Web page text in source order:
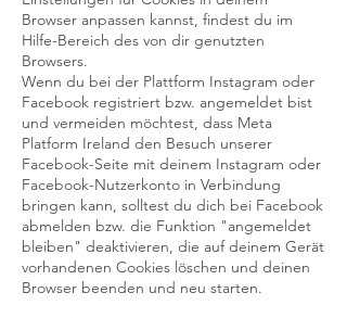
Browser anpassen kannst, findest du im
Hilfe-Bereich des von dir genutzten
Browsers.
Wenn du bei der Plattform Instagram oder
Facebook registriert bzw. angemeldet bist
und vermeiden möchtest, dass Meta
Platform Ireland den Besuch unserer
Facebook-Seite mit deinem Instagram oder
Facebook-Nutzerkonto in Verbindung
bringen kann, solltest du dich bei Facebook
abmelden bzw. die Funktion "angemeldet
bleiben" deaktivieren, die auf deinem Gerät
vorhandenen Cookies löschen und deinen
Browser beenden und neu starten.